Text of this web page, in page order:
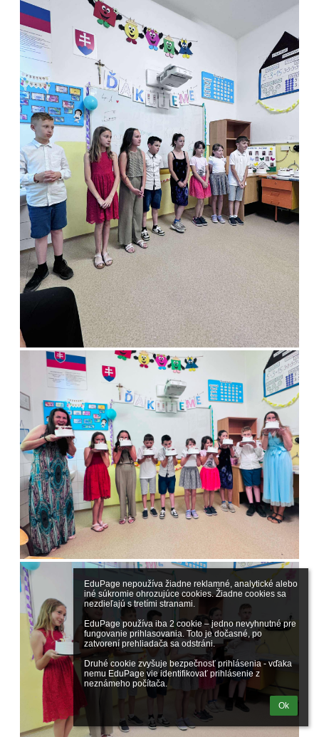
EduPage nepoužíva žiadne reklamné, analytické alebo
iné súkromie ohrozujúce cookies. Žiadne cookies sa
nezdieľajú s tretími stranami.
EduPage používa iba 2 cookie – jedno nevyhnutné pre
fungovanie prihlasovania. Toto je dočasné, po
zatvorení prehliadača sa odstráni.
Druhé cookie zvyšuje bezpečnosť prihlásenia - vďaka
nemu EduPage vie identifikovať prihlásenie z
neznámeho počítača.
Ok